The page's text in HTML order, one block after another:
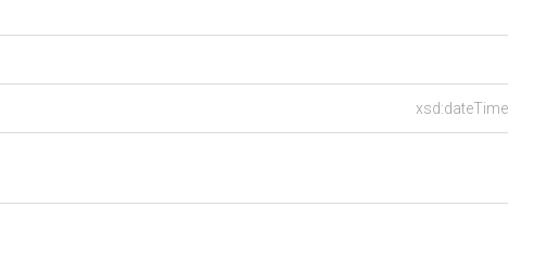
xsd:dateTime